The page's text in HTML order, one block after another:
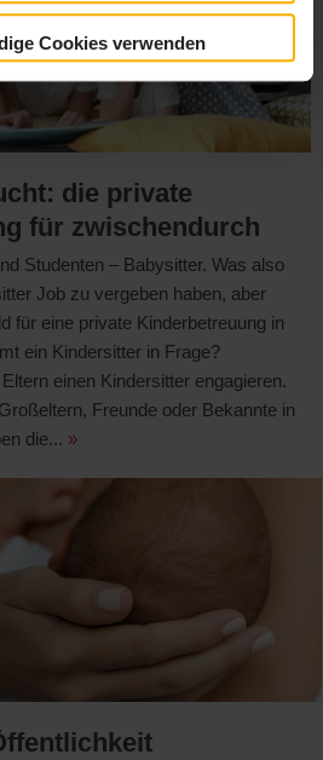
Cookies verwenden
die private
für zwischendurch
Studenten – Babysitter. Was also
Job zu vergeben haben, aber
für eine private Kinderbetreuung in
ein Kindersitter in Frage?
einen Kindersitter engagieren.
Freunde oder Bekannte in
die... »